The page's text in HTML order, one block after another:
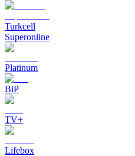
Turkcell
Superonline
Platinum
BiP
TV+
Lifebox